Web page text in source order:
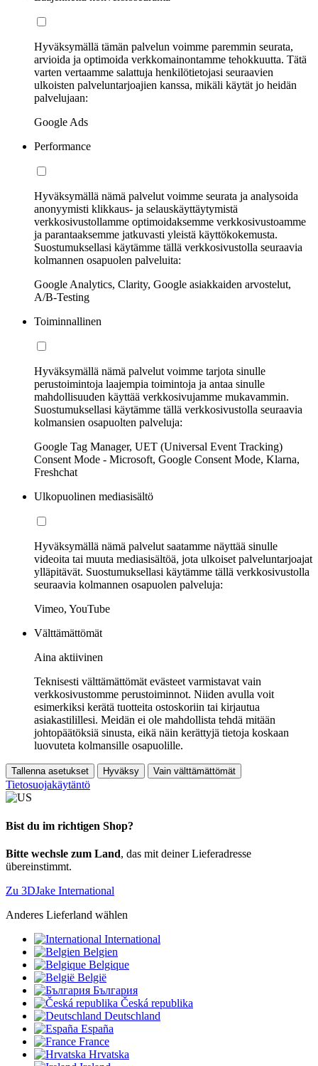
Hyväksymällä tämän palvelun voimme paremmin seurata,
arvioida ja optimoida verkkomainontamme tehokkuutta. Tätä
varten vertaamme salattuja henkilötietojasi seuraavien
ulkoisten palveluntarjoajien kanssa, mikäli käytät jo heidän
palvelujaan:
Google Ads
Performance
Hyväksymällä nämä palvelut voimme seurata ja analysoida
anonyymisti klikkaus- ja selauskäyttäytymistä
verkkosivustollamme optimoidaksemme verkkosivustoamme
ja parantaaksemme jatkuvasti yleistä käyttökokemusta.
Suostumuksellasi käytämme tällä verkkosivustolla seuraavia
kolmannen osapuolen palveluita:
Google Analytics, Clarity, Google asiakkaiden arvostelut,
A/B-Testing
Toiminnallinen
Hyväksymällä nämä palvelut voimme tarjota sinulle
perustoimintoja laajempia toimintoja ja antaa sinulle
mahdollisuuden käyttää verkkosivujamme mukavammin.
Suostumuksellasi käytämme tällä verkkosivustolla seuraavia
kolmansien osapuolten palveluja:
Google Tag Manager, UET (Universal Event Tracking)
Consent Mode - Microsoft, Google Consent Mode, Klarna,
Freshchat
Ulkopuolinen mediasisältö
Hyväksymällä nämä palvelut saatamme näyttää sinulle
videoita tai muuta mediasisältöä, jota ulkoiset palveluntarjoajat
ylläpitävät. Suostumuksellasi käytämme tällä verkkosivustolla
seuraavia kolmannen osapuolen palveluja:
Vimeo, YouTube
Välttämättömät
Aina aktiivinen
Teknisesti välttämättömät evästeet varmistavat vain
verkkosivustomme perustoiminnot. Niiden avulla voit
esimerkiksi kerätä tuotteita ostoskoriin tai kirjautua
asiakastilillesi. Meidän ei ole mahdollista tehdä mitään
johtopäätöksiä sinusta, eikä näin kerättyjä tietoja koskaan
luovuteta kolmansille osapuolille.
Tallenna asetukset Hyväksy Vain välttämättömät
Tietosuojakäytäntö
Bist du im richtigen Shop?
Bitte wechsle zum Land, das mit deiner Lieferadresse
übereinstimmt.
Zu 3DJake International
Anderes Lieferland wählen
International
Belgien
Belgique
België
България
Česká republika
Deutschland
España
France
Hrvatska